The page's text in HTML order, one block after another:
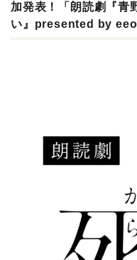
加発表！「朗読劇『青
い』presented by